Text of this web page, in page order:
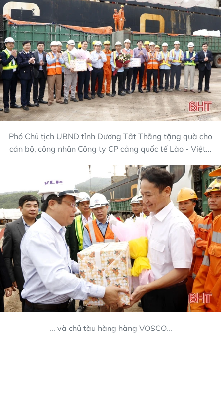
Phó Chủ tịch UBND tỉnh Dương Tất Thắng tặng quà cho
cán bộ, công nhân Công ty CP cảng quốc tế Lào - Việt...
... và chủ tàu hàng hàng VOSCO...